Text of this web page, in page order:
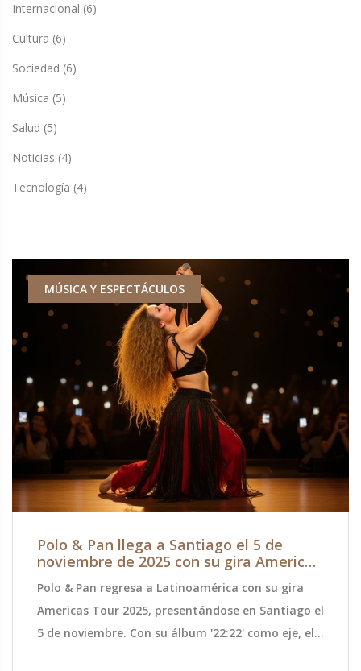
Internacional (6)
Cultura (6)
Sociedad (6)
Música (5)
Salud (5)
Noticias (4)
Tecnología (4)
MÚSICA Y ESPECTÁCULOS
Polo & Pan llega a Santiago el 5 de
noviembre de 2025 con su gira Americas
Polo & Pan regresa a Latinoamérica con su gira
Americas Tour 2025, presentándose en Santiago el
5 de noviembre. Con su álbum '22:22' como eje, el